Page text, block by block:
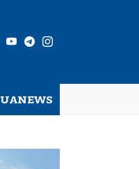
UANEWS